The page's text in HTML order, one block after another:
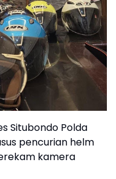
Situbondo Polda
pencurian helm
kamera